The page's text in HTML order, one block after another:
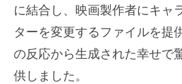
に結合し、映画製作者にキャ
ターを変更するファイルを提
の反応から生成された幸せで
供しました。